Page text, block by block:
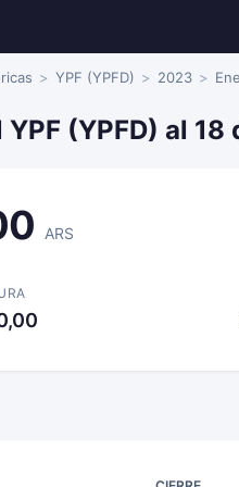
YPF (YPFD) 2023
(YPFD) al 18
ARS